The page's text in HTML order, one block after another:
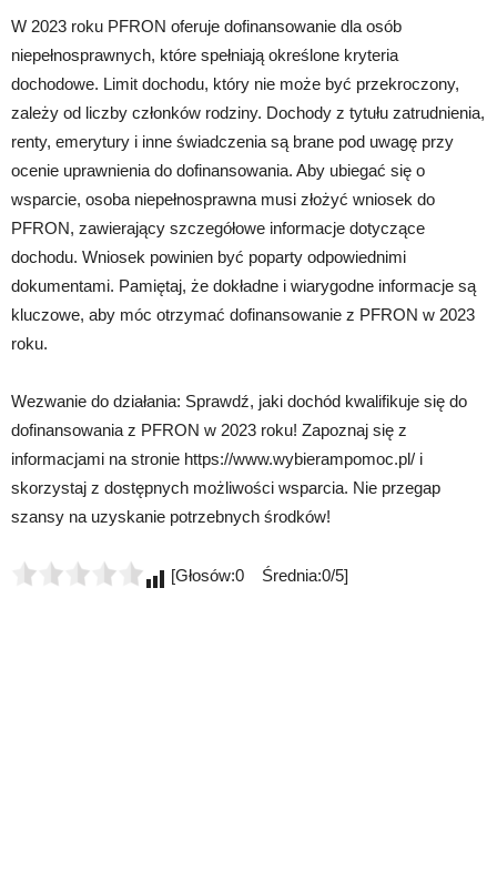
W 2023 roku PFRON oferuje dofinansowanie dla osób
niepełnosprawnych, które spełniają określone kryteria
dochodowe. Limit dochodu, który nie może być przekroczony,
zależy od liczby członków rodziny. Dochody z tytułu zatrudnienia,
renty, emerytury i inne świadczenia są brane pod uwagę przy
ocenie uprawnienia do dofinansowania. Aby ubiegać się o
wsparcie, osoba niepełnosprawna musi złożyć wniosek do
PFRON, zawierający szczegółowe informacje dotyczące
dochodu. Wniosek powinien być poparty odpowiednimi
dokumentami. Pamiętaj, że dokładne i wiarygodne informacje są
kluczowe, aby móc otrzymać dofinansowanie z PFRON w 2023
roku.
Wezwanie do działania: Sprawdź, jaki dochód kwalifikuje się do
dofinansowania z PFRON w 2023 roku! Zapoznaj się z
informacjami na stronie https://www.wybierampomoc.pl/ i
skorzystaj z dostępnych możliwości wsparcia. Nie przegap
szansy na uzyskanie potrzebnych środków!
[Głosów:0 Średnia:0/5]